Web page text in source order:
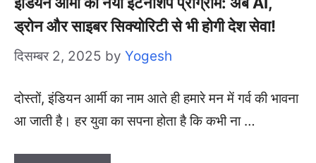
ड्रोन और साइबर सिक्योरिटी से भी होगी देश सेवा!
दिसम्बर 2, 2025 by Yogesh
दोस्तों, इंडियन आर्मी का नाम आते ही हमारे मन में गर्व की भावना
आ जाती है। हर युवा का सपना होता है कि कभी ना …